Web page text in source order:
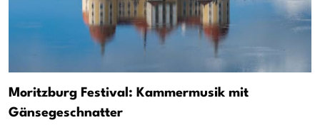
Moritzburg Festival: Kammermusik mit
Gänsegeschnatter